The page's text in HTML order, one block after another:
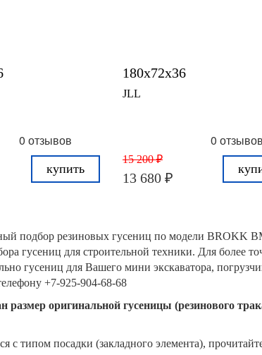
0 отзывов
купить
180x72x36
JLL
0 отзывов
15 200 ₽
13 680 ₽
подбор резиновых гусениц по модели BROKK
гусениц для строительной техники. Для более
гусениц для Вашего мини экскаватора,
+7-925-904-68-68
размер оригинальной гусеницы (резинового
с типом посадки (закладного элемента),